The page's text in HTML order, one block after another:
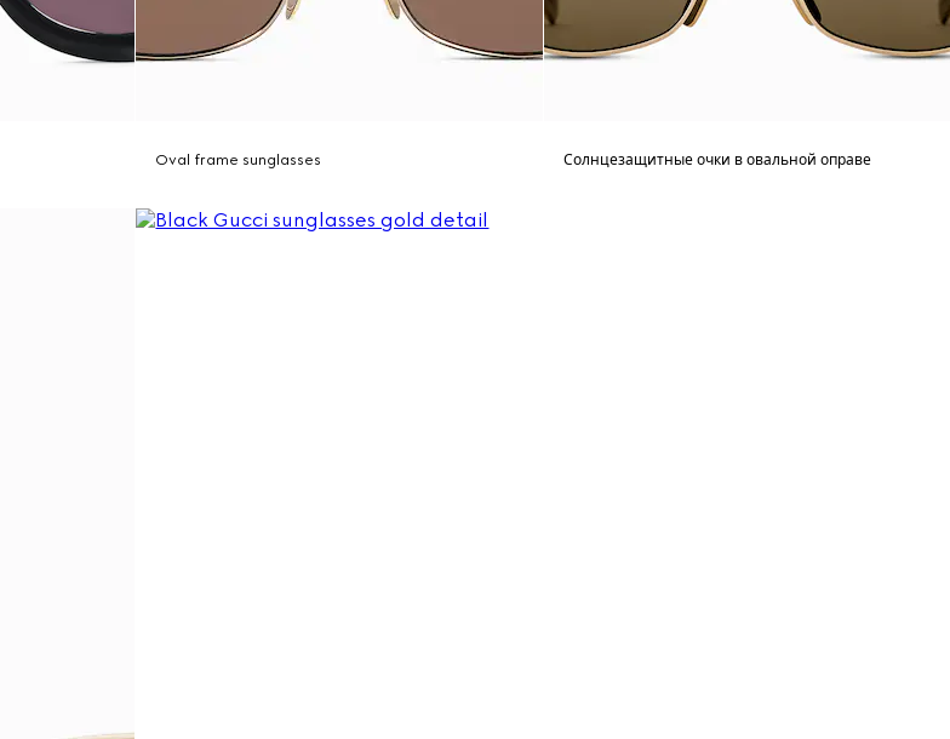
Oval frame sunglasses Солнцезащитные очки в овальной оправе